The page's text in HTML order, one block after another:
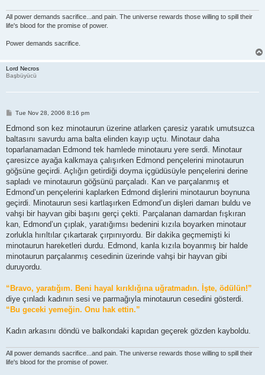
All power demands sacrifice...and pain. The universe rewards those willing to spill their
life's blood for the promise of power.
Power demands sacrifice.
Lord Necros
Başbüyücü
P
s
Tue Nov 28, 2006 8:16 pm
Edmond son kez minotaurun üzerine atlarken çaresiz yaratık umutsuzca
baltasını savurdu ama balta elinden kayıp uçtu. Minotaur daha
toparlanamadan Edmond tek hamlede minotauru yere serdi. Minotaur
çaresizce ayağa kalkmaya çalışırken Edmond pençelerini minotaurun
göğsüne geçirdi. Açlığın getirdiği doyma içgüdüsüyle pençelerini derine
sapladı ve minotaurun göğsünü parçaladı. Kan ve parçalanmış et
Edmond’un pençelerini kaplarken Edmond dişlerini minotaurun boynuna
geçirdi. Minotaurun sesi kartlaşırken Edmond’un dişleri damarı buldu ve
vahşi bir hayvan gibi başını gerçi çekti. Parçalanan damardan fışkıran
kan, Edmond’un çıplak, yaratığımsı bedenini kızıla boyarken minotaur
zorlukla hırıltılar çıkartarak çırpınıyordu. Bir dakika geçmemişti ki
minotaurun hareketleri durdu. Edmond, kanla kızıla boyanmış bir halde
minotaurun parçalanmış cesedinin üzerinde vahşi bir hayvan gibi
duruyordu.
“Bravo, yaratığım. Beni hayal kırıklığına uğratmadın. İşte, ödülün!”
diye çınladı kadının sesi ve parmağıyla minotaurun cesedini gösterdi.
“Bu geceki yemeğin. Onu hak ettin.”
Kadın arkasını döndü ve balkondaki kapıdan geçerek gözden kayboldu.
All power demands sacrifice...and pain. The universe rewards those willing to spill their
life's blood for the promise of power.